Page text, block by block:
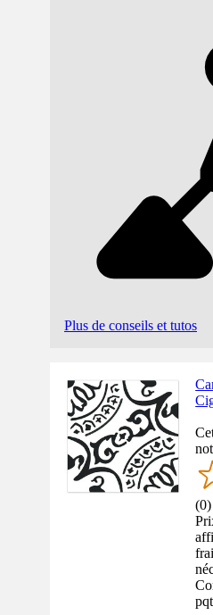
Plus de conseils et tutos
(0)
pqt